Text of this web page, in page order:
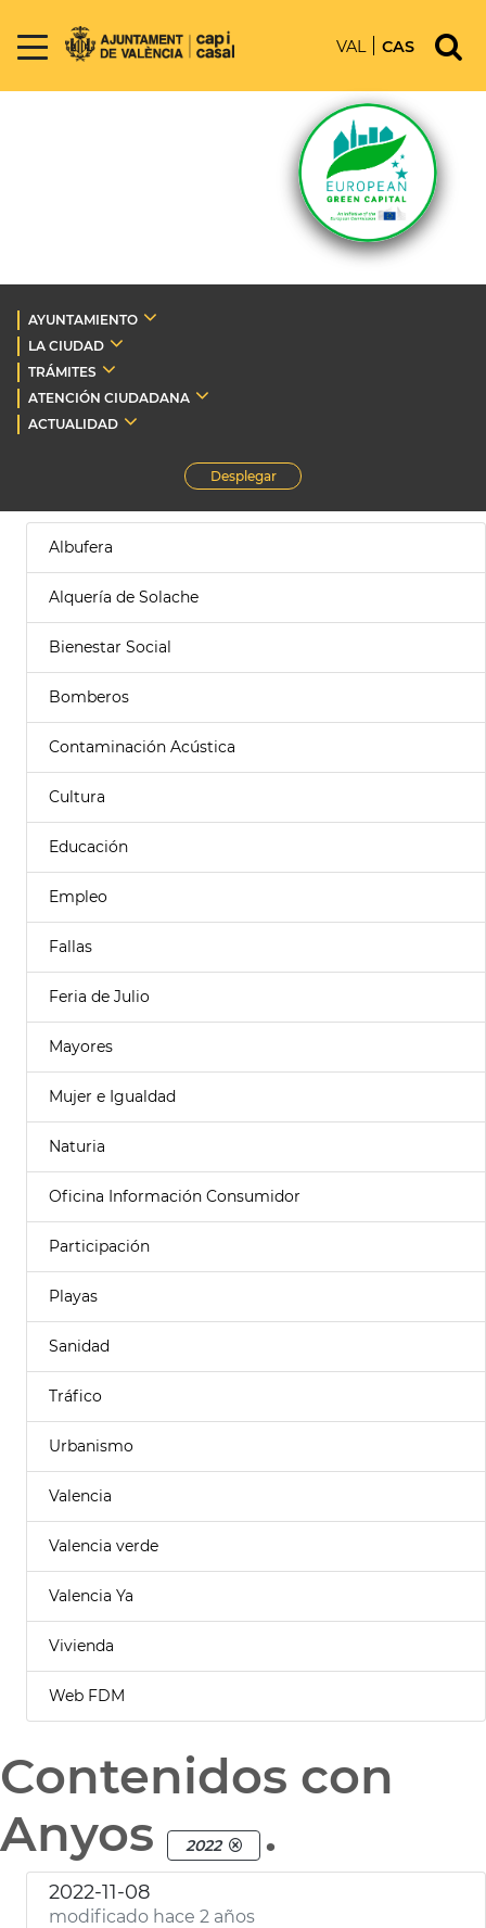
VAL CAS
AYUNTAMIENTO
LA CIUDAD
TRÁMITES
ATENCIÓN CIUDADANA
ACTUALIDAD
Desplegar
Albufera
Alquería de Solache
Bienestar Social
Bomberos
Contaminación Acústica
Cultura
Educación
Empleo
Fallas
Feria de Julio
Mayores
Mujer e Igualdad
Naturia
Oficina Información Consumidor
Participación
Playas
Sanidad
Tráfico
Urbanismo
Valencia
Valencia verde
Valencia Ya
Vivienda
Web FDM
Contenidos con
Anyos
2022 .
2022-11-08
modificado hace 2 años